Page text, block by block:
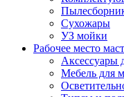
Сухожары
УЗ мойки
Рабочее место
Аксессуары
Мебель для